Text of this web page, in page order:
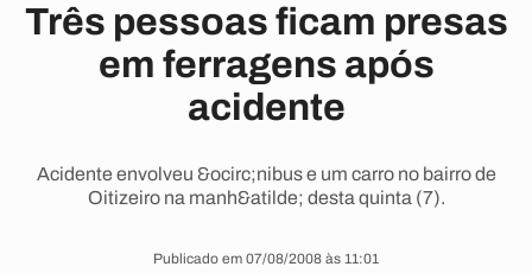
Três pessoas ficam presas
em ferragens após
acidente
Acidente envolveu &ocirc;nibus e um carro no bairro de
Oitizeiro na manh&atilde; desta quinta (7).
Publicado em 07/08/2008 às 11:01